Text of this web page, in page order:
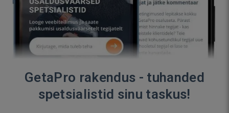
GetaPro rakendus - tuhanded
spetsialistid sinu taskus!